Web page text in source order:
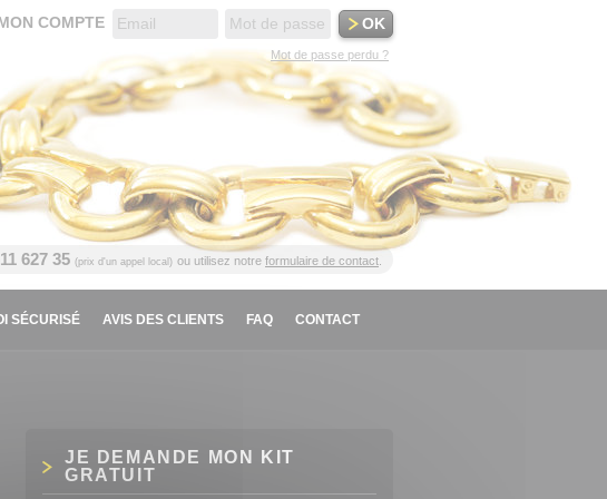
COMPTE
Mot de passe perdu ?
627 35 (prix d'un appel local) ou utilisez notre formulaire de contact
SÉCURISÉ AVIS DES CLIENTS FAQ CONTACT
JE DEMANDE MON KIT
GRATUIT